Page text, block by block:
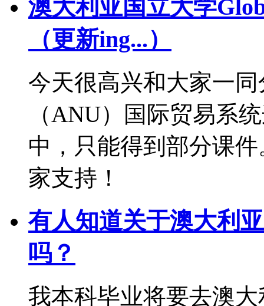
澳大利亚国立大学
（更新ing...）
今天很高兴和大家一
（ANU）国际贸易系
中，只能得到部分课
家支持！
有人知道关于澳大利
吗？
我本科毕业将要去澳